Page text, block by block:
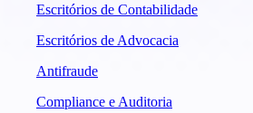
Escritórios de Contabilidade
Escritórios de Advocacia
Antifraude
Compliance e Auditoria